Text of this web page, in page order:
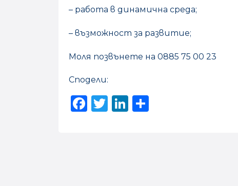
– работа в динамична среда;
– възможност за развитие;
Моля позвънете на 0885 75 00 23
Сподели:
Facebook
Twitter
LinkedIn